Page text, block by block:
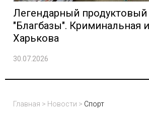
Легендарный продуктовый
"Благбазы". Криминальная
Харькова
30.07.2026
Главная > Новости > Спорт